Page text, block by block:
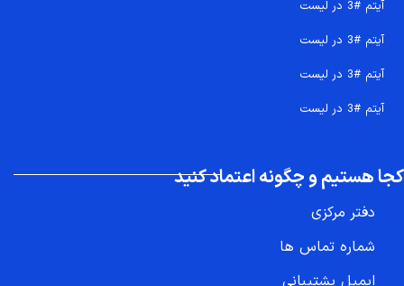
آیتم #3 در لیست
آیتم #3 در لیست
آیتم #3 در لیست
آیتم #3 در لیست
کجا هستیم و چگونه اعتماد کنید
دفتر مرکزی
شماره تماس ها
ایمیل پشتیبانی